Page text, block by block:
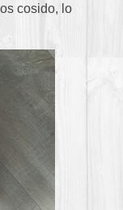
cosido, lo